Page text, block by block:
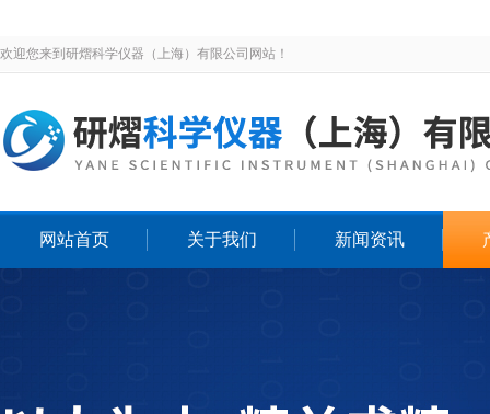
欢迎您来到研熠科学仪器（上海）有限公司网站！
网站首页 关于我们 新闻资讯